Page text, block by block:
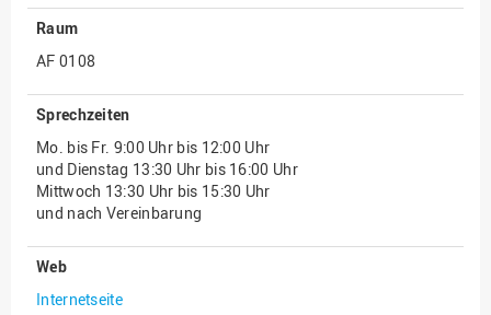
Kommunikation und
Marketing
Nachhaltigkeit
Personal
Personalentwicklung
Präsidialbüro
Professional School
Raum
AF 0108
Sprechzeiten
Mo. bis Fr. 9:00 Uhr bis 12:00 Uhr
und Dienstag 13:30 Uhr bis 16:00 Uhr
Mittwoch 13:30 Uhr bis 15:30 Uhr
und nach Vereinbarung
Web
Internetseite